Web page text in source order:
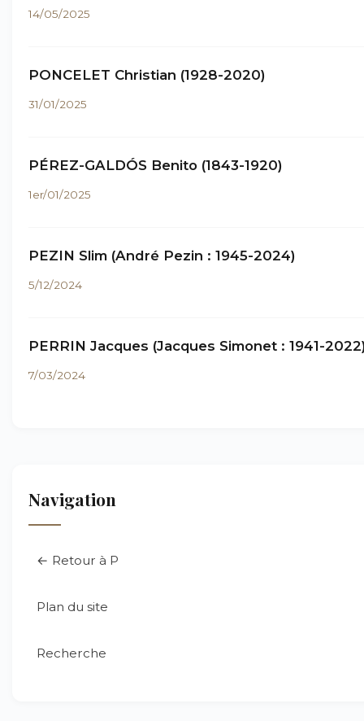
14/05/2025
PONCELET Christian (1928-2020)
31/01/2025
PÉREZ-GALDÓS Benito (1843-1920)
1er/01/2025
PEZIN Slim (André Pezin : 1945-2024)
5/12/2024
PERRIN Jacques (Jacques Simonet : 1941-
7/03/2024
Navigation
← Retour à P
Plan du site
Recherche